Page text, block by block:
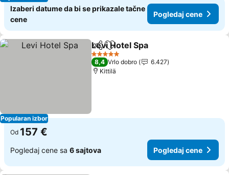
Izaberi datume da bi se prikazale tačne
cene
Pogledaj cene
Popularan izbor
Deli Dodati u favorite
Levi Hotel Spa
5 Zvezdice
8,4 Vrlo dobro
6.427
Kittilä
Od 157 €
Pogledaj cene sa 6 sajtova Pogledaj cene